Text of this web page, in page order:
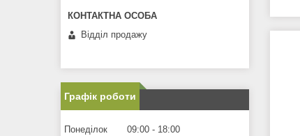
Відділ продажу
Графік роботи
Понеділок 09:00
18:00